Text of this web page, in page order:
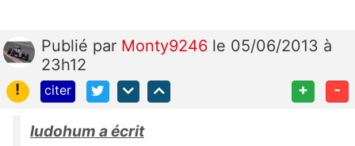
Publié par Monty9246 le 05/06/2013 à
23h12
!
citer + -
ludohum a écrit